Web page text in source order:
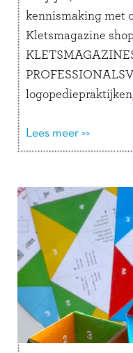
kennismaking met
Kletsmagazine
stapel
Organiseer je
Lees meer >>